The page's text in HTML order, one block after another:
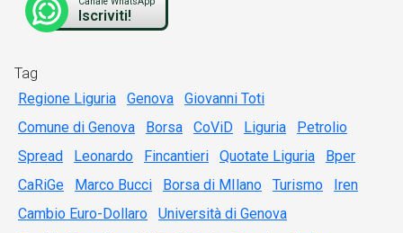
Iscriviti!
Tag
Regione Liguria
Genova
Giovanni Toti
Comune di Genova
Borsa CoViD Liguria
Petrolio
Spread
Leonardo Fincantieri Quotate Liguria
Bper
CaRiGe
Marco Bucci Borsa di MIlano Turismo
Iren
Cambio Euro-Dollaro
Università di Genova